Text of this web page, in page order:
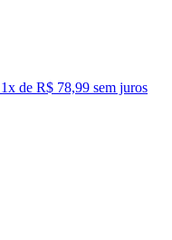
1x de R$ 78,99 sem juros